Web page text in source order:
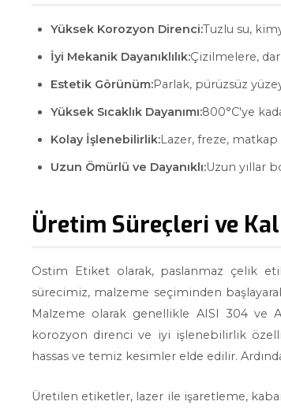
Yüksek Korozyon Direnci:Tuzlu su,
İyi Mekanik Dayanıklılık:Çizilmelere,
Estetik Görünüm:Parlak, pürüzsüz
Yüksek Sıcaklık Dayanımı:800°C'ye
Kolay İşlenebilirlik:Lazer, freze,
Uzun Ömürlü ve Dayanıklı:Uzun yıllar
Üretim Süreçleri ve
Ostim Etiket olarak, paslanmaz çelik
sürecimiz, malzeme seçiminden
Malzeme olarak genellikle AISI 304 ve
korozyon direnci ve iyi işlenebilirlik
hassas ve temiz kesimler elde edilir.
Üretilen etiketler, lazer ile işaretleme,